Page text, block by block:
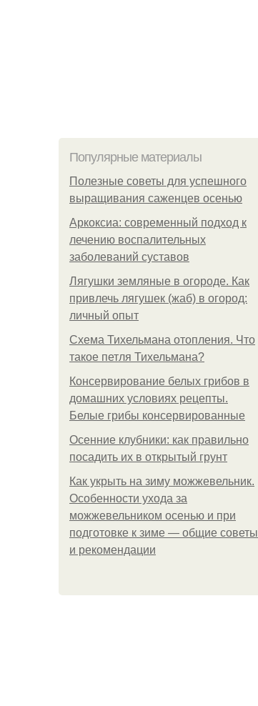
Популярные материалы
Полезные советы для успешного
выращивания саженцев осенью
Аркоксиа: современный подход к
лечению воспалительных
заболеваний суставов
Лягушки земляные в огороде. Как
привлечь лягушек (жаб) в огород:
личный опыт
Схема Тихельмана отопления. Что
такое петля Тихельмана?
Консервирование белых грибов в
домашних условиях рецепты.
Белые грибы консервированные
Осенние клубники: как правильно
посадить их в открытый грунт
Как укрыть на зиму можжевельник.
Особенности ухода за
можжевельником осенью и при
подготовке к зиме — общие советы
и рекомендации